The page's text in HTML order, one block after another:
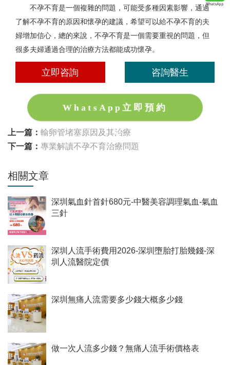
不孕不育是一個複雜的問題，可能受多種因素影響，通過
了解不孕不育的原因和懷孕的建議，希望可以給不孕不育的夫
婦增加信心，總的來說，不孕不育是一個需要重視的問題，但
很多夫婦通過合理的治療方法都能成功懷孕。
立即咨詢 咨詢醫生
WhatsApp立即預約
上一篇： 輸卵管堵塞原因及其治療
下一篇： 專業解讀不孕不育治療問題
相關文章
深圳氣血針首針680元-中醫美容調理氣血-氣血
三針
深圳人流手術費用2026-深圳墮胎打胎幾錢-深
圳人流醫院定價
深圳無痛人流需要多少錢大概多少錢
做一次人流多少錢？無痛人流手術價格表